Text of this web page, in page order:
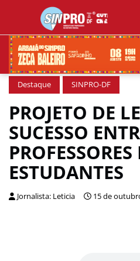
Destaque SINPRO-DF
PROJETO DE
SUCESSO
PROFESSORES
ESTUDANTES
Jornalista: Leticia 15 de